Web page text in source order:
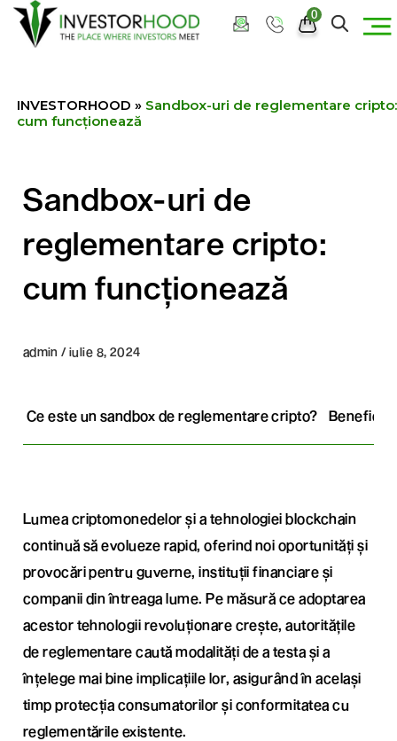
0
INVESTORHOOD » Sandbox-uri de reglementare cripto:
cum funcționează
Sandbox-uri de
reglementare cripto:
cum funcționează
admin / iulie 8, 2024
Ce este un sandbox de reglementare cripto?
Lumea criptomonedelor și a tehnologiei blockchain
continuă să evolueze rapid, oferind noi oportunități și
provocări pentru guverne, instituții financiare și
companii din întreaga lume. Pe măsură ce adoptarea
acestor tehnologii revoluționare crește, autoritățile
de reglementare caută modalități de a testa și a
înțelege mai bine implicațiile lor, asigurând în același
timp protecția consumatorilor și conformitatea cu
reglementările existente.